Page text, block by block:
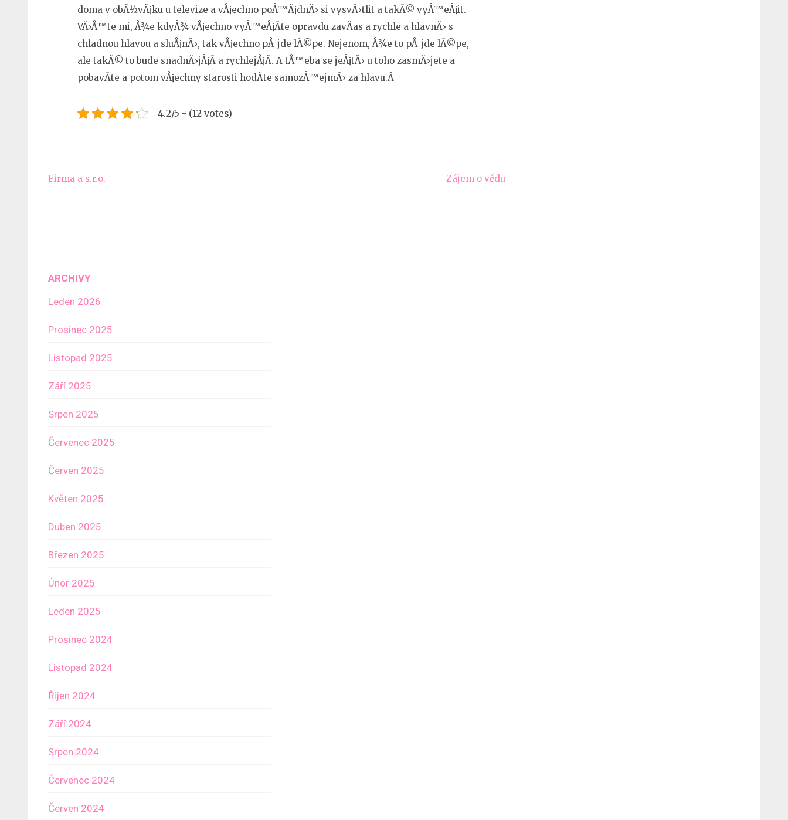
doma v obÃ½vÃ¡ku u televize a vÅ¡echno poÅ™Ã¡dnÄ› si vysvÄ›tlit a takÃ© vyÅ™eÅ¡it.
VÄ›Å™te mi, Å¾e kdyÅ¾ vÅ¡echno vyÅ™eÅ¡Ã­te opravdu zavÄas a rychle a hlavnÄ› s
chladnou hlavou a sluÅ¡nÄ›, tak vÅ¡echno pÅ¯jde lÃ©pe. Nejenom, Å¾e to pÅ¯jde lÃ©pe,
ale takÃ© to bude snadnÄ›jÅ¡Ã­ a rychlejÅ¡Ã­. A tÅ™eba se jeÅ¡tÄ› u toho zasmÄ›jete a
pobavÃ­te a potom vÅ¡echny starosti hodÃ­te samozÅ™ejmÄ› za hlavu.Â
4.2/5 - (12 votes)
Navigace
Firma a s.r.o. Zájem o vědu
ARCHIVY
Leden 2026
Prosinec 2025
Listopad 2025
Září 2025
Srpen 2025
Červenec 2025
Červen 2025
Květen 2025
Duben 2025
Březen 2025
Únor 2025
Leden 2025
Prosinec 2024
Listopad 2024
Říjen 2024
Září 2024
Srpen 2024
Červenec 2024
Červen 2024